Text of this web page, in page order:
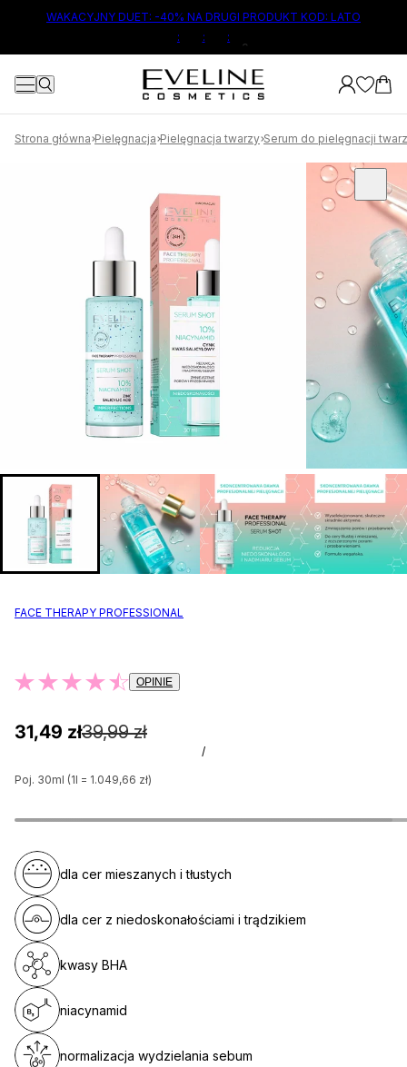
TREŚCI
WAKACYJNY DUET: -40% NA DRUGI PRODUKT KOD: LATO
:
: :
Strona główna Pielęgnacja Pielęgnacja twarzy Serum do pielęgnacji
FACE THERAPY PROFESSIONAL
OPINIE
31,49 zł39,99 zł
/
Poj. 30ml (1l = 1.049,66 zł)
dla cer mieszanych i tłustych
dla cer z niedoskonałościami i trądzikiem
kwasy BHA
niacynamid
normalizacja wydzielania sebum